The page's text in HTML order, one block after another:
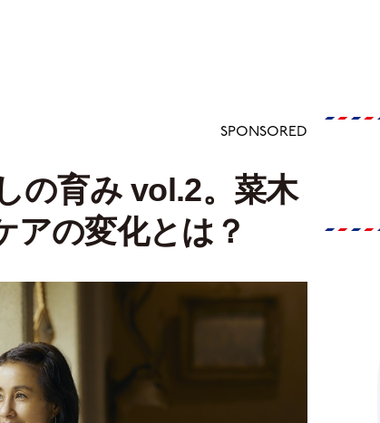
SPONSORED
の育み vol.2。菜木
アの変化とは？